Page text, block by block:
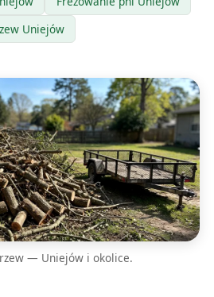
Uniejów
— Uniejów i okolice.